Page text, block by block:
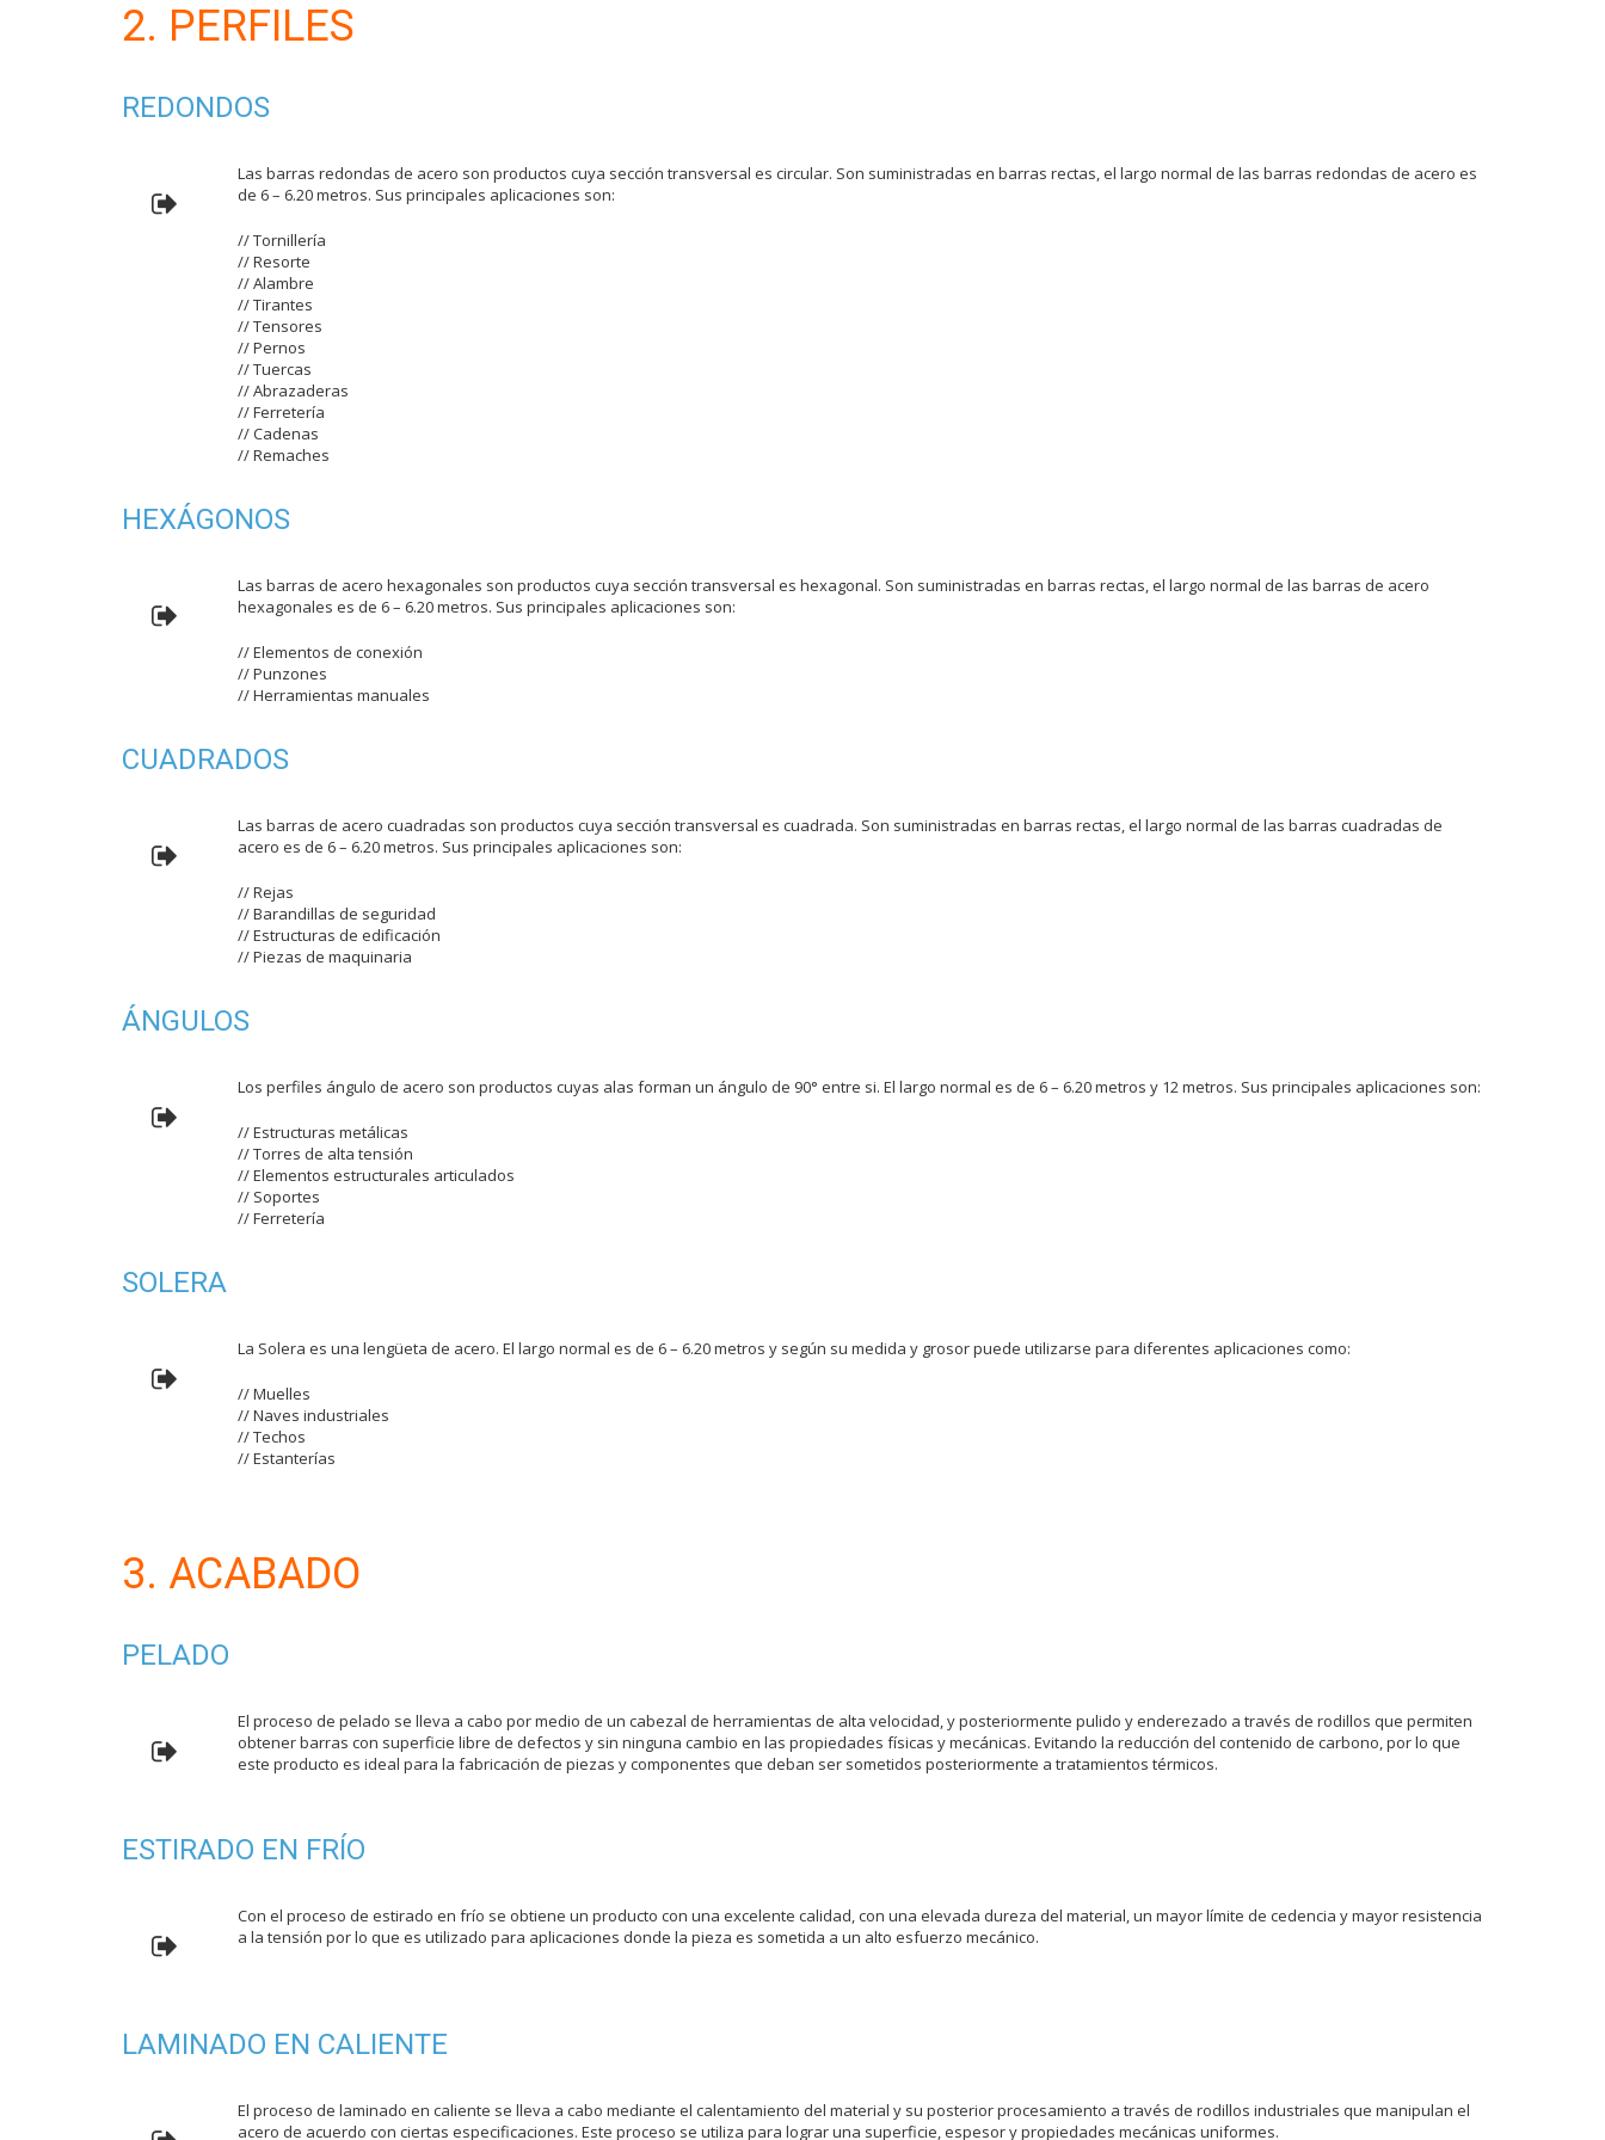
2. PERFILES
REDONDOS
Las barras redondas de acero son productos cuya sección transversal es circular. Son suministradas en barras rectas, el largo normal de las barras redondas de acero es
de 6 – 6.20 metros. Sus principales aplicaciones son:
// Tornillería
// Resorte
// Alambre
// Tirantes
// Tensores
// Pernos
// Tuercas
// Abrazaderas
// Ferretería
// Cadenas
// Remaches
HEXÁGONOS
Las barras de acero hexagonales son productos cuya sección transversal es hexagonal. Son suministradas en barras rectas, el largo normal de las barras de acero
hexagonales es de 6 – 6.20 metros. Sus principales aplicaciones son:
// Elementos de conexión
// Punzones
// Herramientas manuales
CUADRADOS
Las barras de acero cuadradas son productos cuya sección transversal es cuadrada. Son suministradas en barras rectas, el largo normal de las barras cuadradas de
acero es de 6 – 6.20 metros. Sus principales aplicaciones son:
// Rejas
// Barandillas de seguridad
// Estructuras de edificación
// Piezas de maquinaria
ÁNGULOS
Los perfiles ángulo de acero son productos cuyas alas forman un ángulo de 90° entre si. El largo normal es de 6 – 6.20 metros y 12 metros. Sus principales aplicaciones son:
// Estructuras metálicas
// Torres de alta tensión
// Elementos estructurales articulados
// Soportes
// Ferretería
SOLERA
La Solera es una lengüeta de acero. El largo normal es de 6 – 6.20 metros y según su medida y grosor puede utilizarse para diferentes aplicaciones como:
// Muelles
// Naves industriales
// Techos
// Estanterías
3. ACABADO
PELADO
El proceso de pelado se lleva a cabo por medio de un cabezal de herramientas de alta velocidad, y posteriormente pulido y enderezado a través de rodillos que permiten
obtener barras con superficie libre de defectos y sin ninguna cambio en las propiedades físicas y mecánicas. Evitando la reducción del contenido de carbono, por lo que
este producto es ideal para la fabricación de piezas y componentes que deban ser sometidos posteriormente a tratamientos térmicos.
ESTIRADO EN FRÍO
Con el proceso de estirado en frío se obtiene un producto con una excelente calidad, con una elevada dureza del material, un mayor límite de cedencia y mayor resistencia
a la tensión por lo que es utilizado para aplicaciones donde la pieza es sometida a un alto esfuerzo mecánico.
LAMINADO EN CALIENTE
El proceso de laminado en caliente se lleva a cabo mediante el calentamiento del material y su posterior procesamiento a través de rodillos industriales que manipulan el
acero de acuerdo con ciertas especificaciones. Este proceso se utiliza para lograr una superficie, espesor y propiedades mecánicas uniformes.